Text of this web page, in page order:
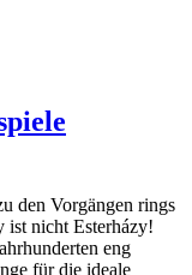
den Vorgängen rings
ist nicht Esterházy!
eng
für die ideale